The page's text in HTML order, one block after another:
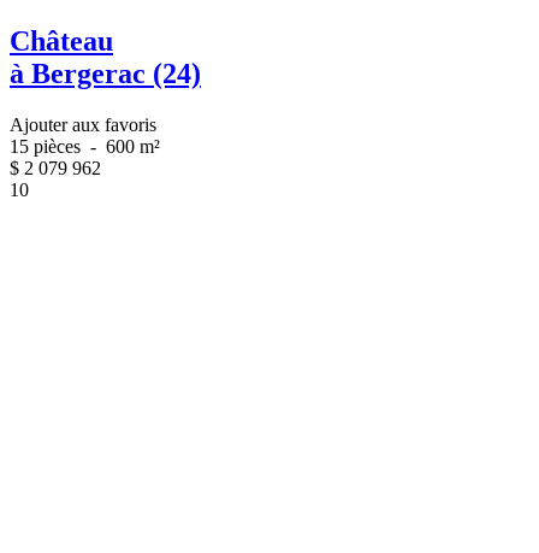
Château
à Bergerac (24)
Ajouter aux favoris
15 pièces - 600 m²
$ 2 079 962
10